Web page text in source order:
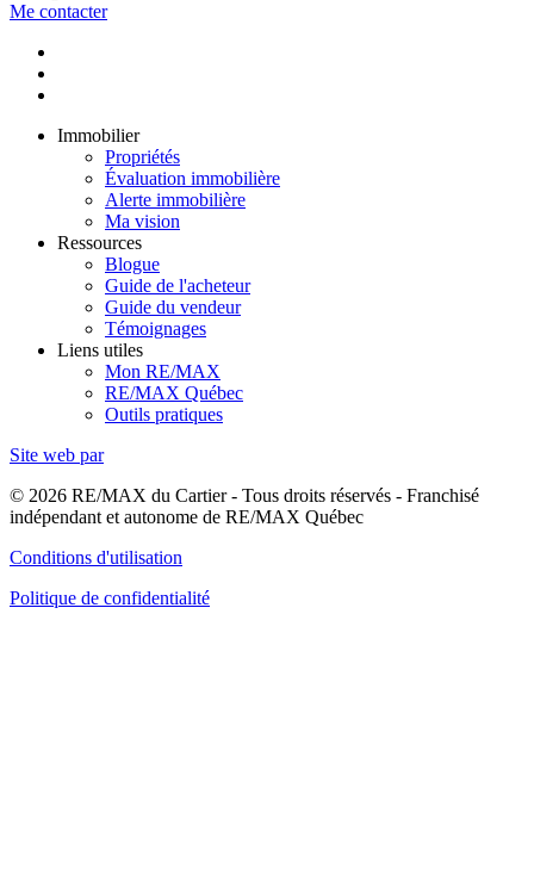
Me contacter
Immobilier
Propriétés
Évaluation immobilière
Alerte immobilière
Ma vision
Ressources
Blogue
Guide de l'acheteur
Guide du vendeur
Témoignages
Liens utiles
Mon RE/MAX
RE/MAX Québec
Outils pratiques
Site web par
© 2026 RE/MAX du Cartier - Tous droits réservés - Franchisé
indépendant et autonome de RE/MAX Québec
Conditions d'utilisation
Politique de confidentialité